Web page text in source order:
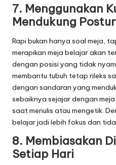
7. Menggunakan
Mendukung
Rapi bukan hanya soal meja,
merapikan meja belajar akan
dengan posisi yang tidak
membantu tubuh tetap rileks
dengan sandaran yang
sebaiknya sejajar dengan
saat menulis atau mengetik.
belajar jadi lebih fokus dan
8. Membiasakan
Setiap Hari